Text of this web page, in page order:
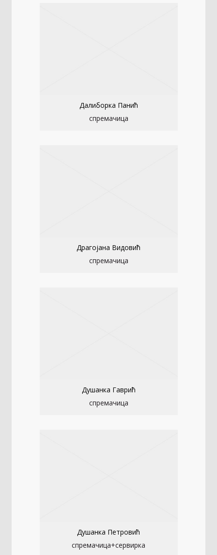
Далиборка Панић
спремачица
Драгојана Видовић
спремачица
Душанка Гаврић
спремачица
Душанка Петровић
спремачица+сервирка